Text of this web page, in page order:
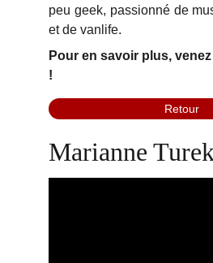
peu geek, passionné de
et de vanlife.
Pour en savoir plus,
!
Retour
Marianne Turek